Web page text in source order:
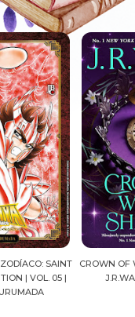
SAINT
| VOL. 05 |
CROWN OF